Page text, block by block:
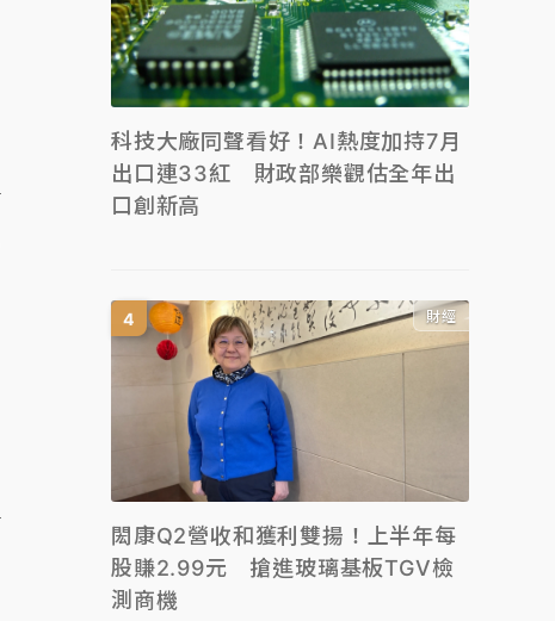
科技大廠同聲看好！AI熱度加持7月
出口連33紅 財政部樂觀估全年出
口創新高
財經
閎康Q2營收和獲利雙揚！上半年每
股賺2.99元 搶進玻璃基板TGV檢
測商機